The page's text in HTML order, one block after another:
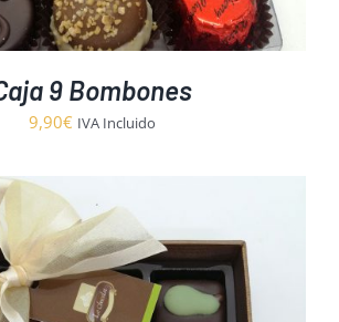
9 Bombones
9,90€ IVA Incluido